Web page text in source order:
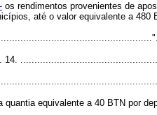
os rendimentos provenientes de
até o valor equivalente a 480
14. .................................................
quantia equivalente a 40 BTN por